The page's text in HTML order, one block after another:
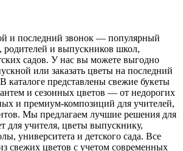
и последний звонок — популярный
родителей и выпускников школ,
садов. У нас вы можете выгодно
или заказать цветы на последний
каталоге представлены свежие букеты
и сезонных цветов — от недорогих
и премиум-композиций для учителей,
Мы предлагаем лучшие решения для
для учителя, цветы выпускнику,
университета и детского сада. Все
свежих цветов с учетом современных